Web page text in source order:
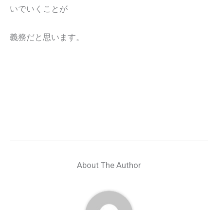
いでいくことが
義務だと思います。
About The Author